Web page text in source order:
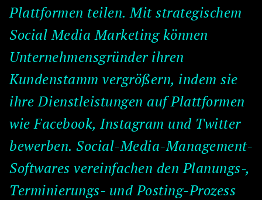
Plattformen teilen. Mit strategischem
Social Media Marketing können
Unternehmensgründer ihren
Kundenstamm vergrößern, indem sie
ihre Dienstleistungen auf Plattformen
wie Facebook, Instagram und Twitter
bewerben. Social-Media-Management-
Softwares vereinfachen den Planungs-,
Terminierungs- und Posting-Prozess